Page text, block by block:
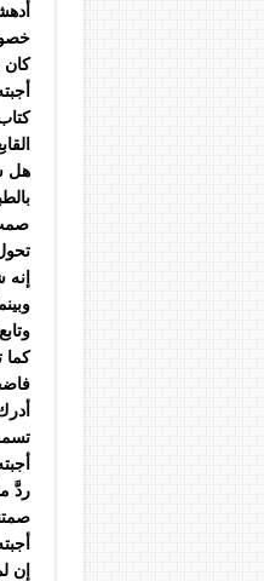
كان
هل
كما
ردَّ
إن